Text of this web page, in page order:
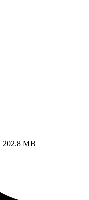
202.8 MB